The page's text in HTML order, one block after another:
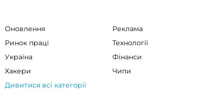
Оновлення
Реклама
Ринок праці
Технології
Україна
Фінанси
Хакери
Чипи
Дивитися всі категорії